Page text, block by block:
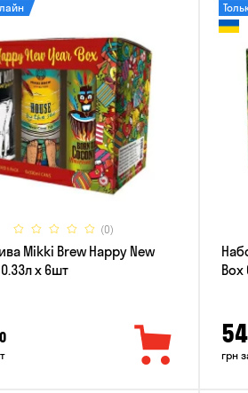
(0)
Mikki Brew Happy New
x 6шт
Box
грн